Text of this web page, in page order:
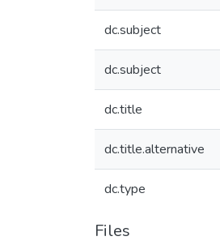
dc.subject
dc.subject
dc.title
dc.title.alternative
dc.type
Files